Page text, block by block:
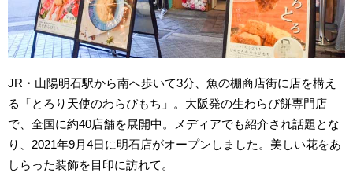
JR・山陽明石駅から南へ歩いて3分、魚の棚商店街に店を構え
る「とろり天使のわらびもち」。大阪発の生わらび餅専門店
で、全国に約40店舗を展開中。メディアでも紹介され話題とな
り、2021年9月4日に明石店がオープンしました。美しい花をあ
しらった装飾を目印に訪れて。